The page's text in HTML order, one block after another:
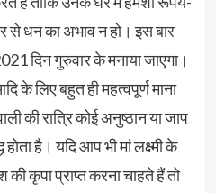
से धन का अभाव न हो। इस बार
दिन गुरुवार के मनाया जाएगा।
के लिए बहुत ही महत्वपूर्ण माना
की रात्रि कोई अनुष्ठान या जाप
है। यदि आप भी मां लक्ष्मी के
कृपा प्राप्त करना चाहते हैं तो